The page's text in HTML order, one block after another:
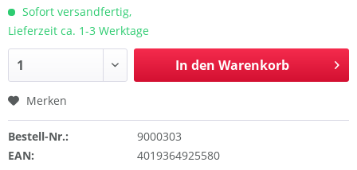
Sofort versandfertig,
Lieferzeit ca. 1-3 Werktage
In den Warenkorb
Merken
Bestell-Nr.:
9000303
EAN:
4019364925580